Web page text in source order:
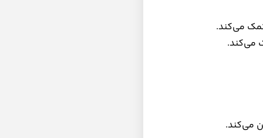
می‌کند.
می‌کند.